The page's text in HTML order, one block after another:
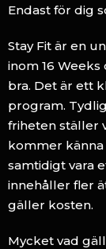
Endast för dig
Stay Fit är en
inom 16
bra. Det är ett
program.
friheten ställer
kommer
samtidigt vara
innehåller fler
gäller kosten.
Mycket vad